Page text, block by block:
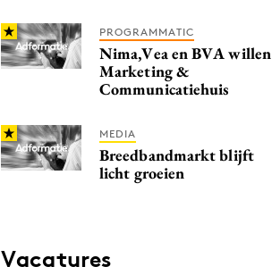
PROGRAMMATIC
Nima,Vea en BVA willen
Marketing &
Communicatiehuis
MEDIA
Breedbandmarkt blijft
licht groeien
Vacatures